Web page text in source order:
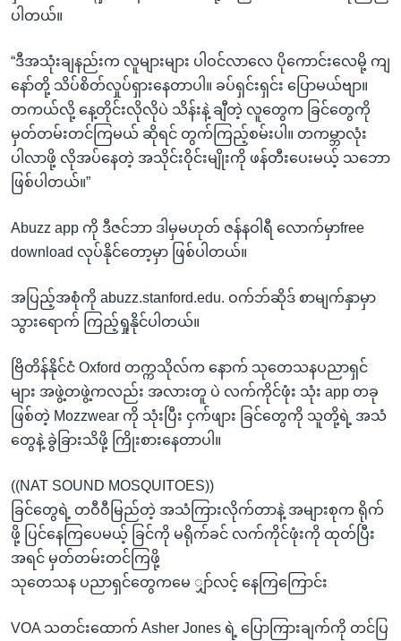
ပါတယ်။
“ဒီအသုံးချနည်းက လူများများ ပါဝင်လာလေ ပိုကောင်းလေမို့ ကျ
နော်တို့ သိပ်စိတ်လှုပ်ရှားနေတာပါ။ ခပ်ရှင်းရှင်း ပြောမယ်ဗျာ။
တကယ်လို့ နေ့တိုင်းလိုလိုပဲ သိန်းနဲ့ ချီတဲ့ လူတွေက ခြင်တွေကို
မှတ်တမ်းတင်ကြမယ် ဆိုရင် တွက်ကြည့်စမ်းပါ။ တကမ္ဘာလုံး
ပါလာဖို့ လိုအပ်နေတဲ့ အသိုင်းဝိုင်းမျိုးကို ဖန်တီးပေးမယ့် သဘော
ဖြစ်ပါတယ်။”
Abuzz app ကို ဒီဇင်ဘာ ဒါမှမဟုတ် ဇန်နဝါရီ လောက်မှာfree
download လုပ်နိုင်တော့မှာ ဖြစ်ပါတယ်။
အပြည့်အစုံကို abuzz.stanford.edu. ဝက်ဘ်ဆိုဒ် စာမျက်နှာမှာ
သွားရောက် ကြည့်ရှုနိုင်ပါတယ်။
ဗြိတိန်နိုင်ငံ Oxford တက္ကသိုလ်က နောက် သုတေသနပညာရှင်
များ အဖွဲ့တဖွဲ့ကလည်း အလားတူ ပဲ လက်ကိုင်ဖုံး သုံး app တခု
ဖြစ်တဲ့ Mozzwear ကို သုံးပြီး ငှက်ဖျား ခြင်တွေကို သူတို့ရဲ့ အသံ
တွေနဲ့ ခွဲခြားသိဖို့ ကြိုးစားနေတာပါ။
((NAT SOUND MOSQUITOES))
ခြင်တွေရဲ့ တဝီဝီမြည်တဲ့ အသံကြားလိုက်တာနဲ့ အများစုက ရိုက်
ဖို့ ပြင်နေကြပေမယ့် ခြင်ကို မရိုက်ခင် လက်ကိုင်ဖုံးကို ထုတ်ပြီး
အရင် မှတ်တမ်းတင်ကြဖို့
သုတေသန ပညာရှင်တွေကမေ ျှာ်လင့် နေကြကြောင်း
VOA သတင်းထောက် Asher Jones ရဲ့ ပြောကြားချက်ကို တင်ပြ